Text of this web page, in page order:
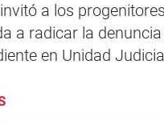
a los
a radicar la denuncia
en Unidad